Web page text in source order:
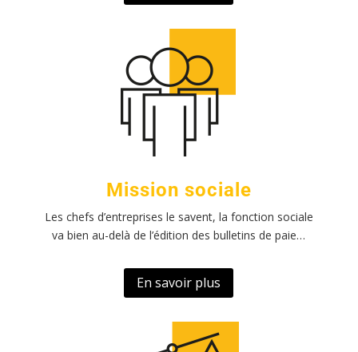
Mission sociale
Les chefs d’entreprises le savent, la fonction sociale
va bien au-delà de l’édition des bulletins de paie…
En savoir plus